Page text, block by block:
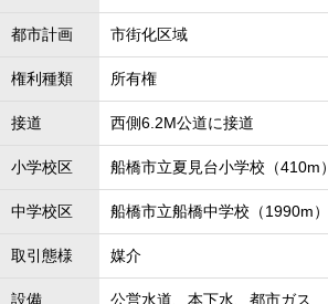
都市計画 市街化区域
権利種類 所有権
接道 西側6.2M公道に接道
小学校区 船橋市立夏見台小学校（410m）
中学校区 船橋市立船橋中学校（1990m）
取引態様 媒介
設備 公営水道、本下水、都市ガス